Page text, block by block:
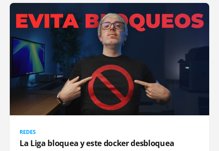
REDES
La Liga bloquea y este docker desbloquea